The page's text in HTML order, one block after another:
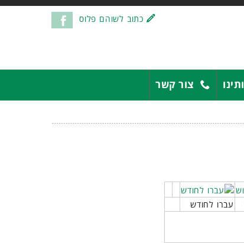
כתוב לשוהם פלוס
צור קשר
עברו לחודש